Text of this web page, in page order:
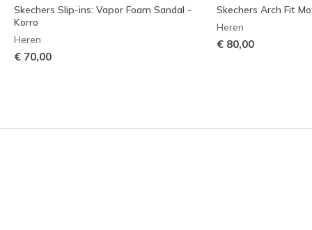
Skechers Slip-ins: Vapor Foam Sandal -
Korro
Heren
€ 70,00
Skechers Arch Fit
Heren
€ 80,00